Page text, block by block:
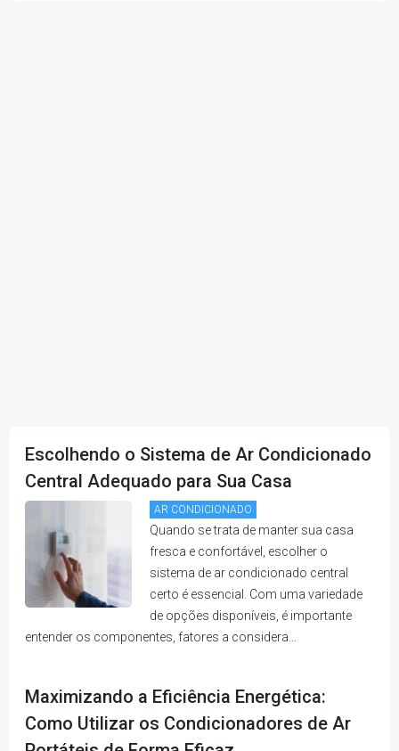
Escolhendo o Sistema de Ar Condicionado
Central Adequado para Sua Casa
AR CONDICIONADO
Quando se trata de manter sua casa
fresca e confortável, escolher o
sistema de ar condicionado central
certo é essencial. Com uma variedade
de opções disponíveis, é importante
entender os componentes, fatores a considera...
Maximizando a Eficiência Energética:
Como Utilizar os Condicionadores de Ar